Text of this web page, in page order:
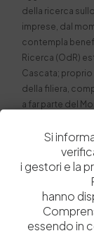
della ricerca
imprese, dal
contempla
Ricerca (OdR)
Cascata; proprio
della filiera,
a far parte del
Si
i gestori e la
hanno
essendo in